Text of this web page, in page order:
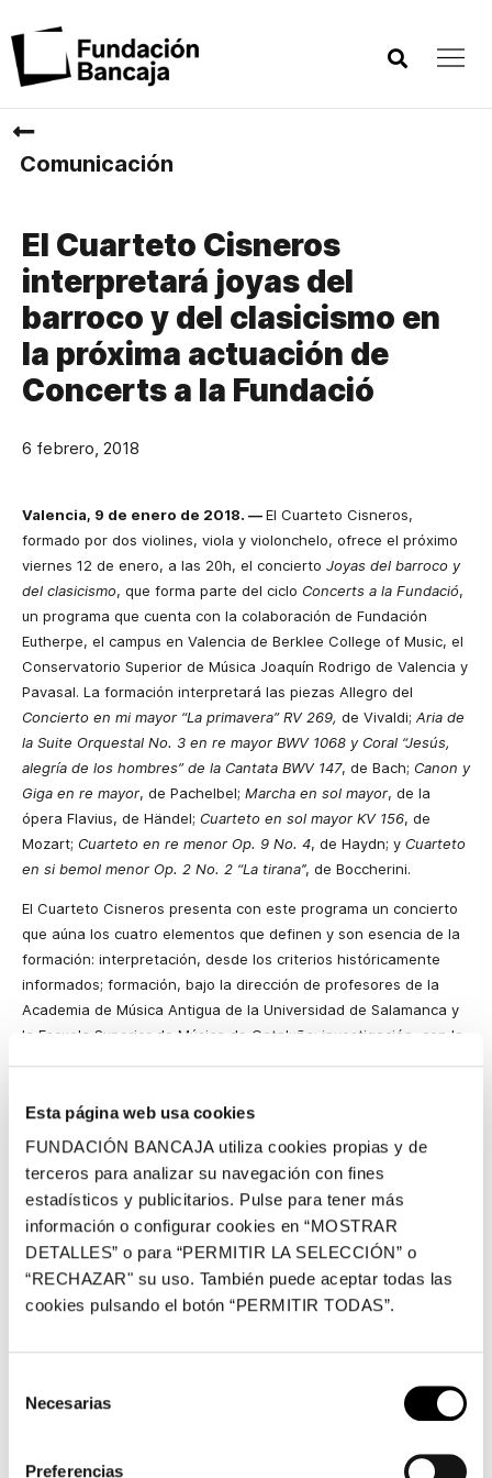
Esta página web usa cookies
FUNDACIÓN BANCAJA utiliza cookies propias y de
terceros para analizar su navegación con fines
estadísticos y publicitarios. Pulse para tener más
información o configurar cookies en “MOSTRAR
DETALLES” o para “PERMITIR LA SELECCIÓN” o
“RECHAZAR" su uso. También puede aceptar todas las
cookies pulsando el botón “PERMITIR TODAS”.
Necesarias
Preferencias
Comunicación
El Cuarteto Cisneros
interpretará joyas del
barroco y del clasicismo en
la próxima actuación de
Concerts a la Fundació
6 febrero, 2018
Valencia, 9 de enero de 2018. —El Cuarteto Cisneros,
formado por dos violines, viola y violonchelo, ofrece el próximo
viernes 12 de enero, a las 20h, el concierto Joyas del barroco y
del clasicismo, que forma parte del ciclo Concerts a la Fundació,
un programa que cuenta con la colaboración de Fundación
Eutherpe, el campus en Valencia de Berklee College of Music, el
Conservatorio Superior de Música Joaquín Rodrigo de Valencia y
Pavasal. La formación interpretará las piezas Allegro del
Concierto en mi mayor “La primavera” RV 269, de Vivaldi; Aria de
la Suite Orquestal No. 3 en re mayor BWV 1068 y Coral “Jesús,
alegría de los hombres” de la Cantata BWV 147, de Bach; Canon y
Giga en re mayor, de Pachelbel; Marcha en sol mayor, de la
ópera Flavius, de Händel; Cuarteto en sol mayor KV 156, de
Mozart; Cuarteto en re menor Op. 9 No. 4, de Haydn; y Cuarteto
en si bemol menor Op. 2 No. 2 “La tirana’’, de Boccherini.
El Cuarteto Cisneros presenta con este programa un concierto
que aúna los cuatro elementos que definen y son esencia de la
formación: interpretación, desde los criterios históricamente
informados; formación, bajo la dirección de profesores de la
Academia de Música Antigua de la Universidad de Salamanca y
la Escuela Superior de Música de Cataluña; investigación, con la
adecuando las nuevas tecnologías a la realidad interdisciplinar
de la música. La formación está compuesta por:
Sergio Suárez (violín). Titulado superior en violín por el
Conservatorio Superior de Música de Salamanca. Ha colaborado
en formaciones como el Sommer Oper de Bamberg, la Junge
Sinfonie de Berlín o la Orquesta Filarmónica de Asturias. Becario
desde 2012 de violín barroco en la Orquesta Barroca de la
Universidad de Salamanca, actualmente finaliza los estudios de
Cataluña con el profesor Manfredo Kraemer.
Conservatorio Superior de Música de Salamanca. Realizó el
(Alemania), colaborando con formaciones como la Junge